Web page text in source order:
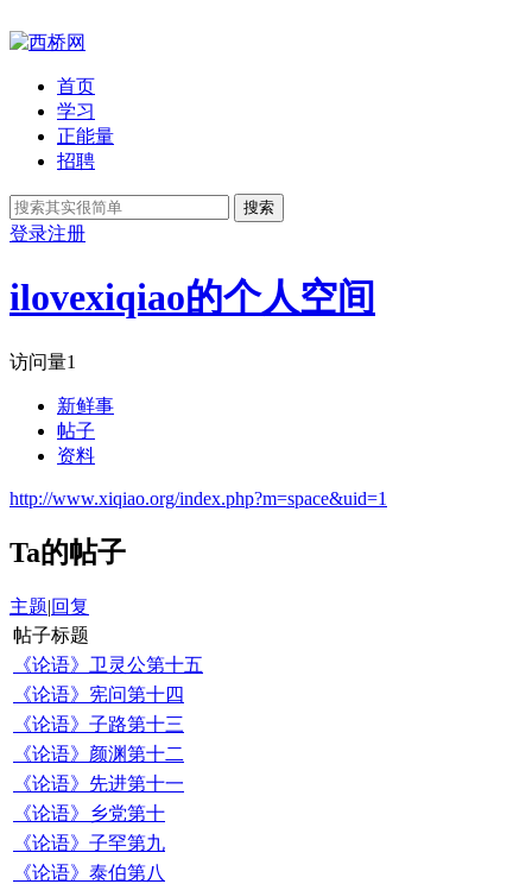
首页
学习
正能量
招聘
搜索
登录注册
ilovexiqiao的个人空间
访问量1
新鲜事
帖子
资料
http://www.xiqiao.org/index.php?m=space&uid=1
Ta的帖子
主题|回复
帖子标题
《论语》卫灵公第十五
《论语》宪问第十四
《论语》子路第十三
《论语》颜渊第十二
《论语》先进第十一
《论语》乡党第十
《论语》子罕第九
《论语》泰伯第八